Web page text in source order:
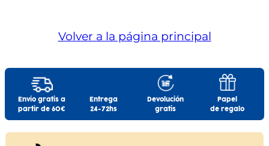
Volver a la página principal
Envío gratis a
partir de 60€
Entrega
24-72hs
Devolución
gratis
Papel
de regalo